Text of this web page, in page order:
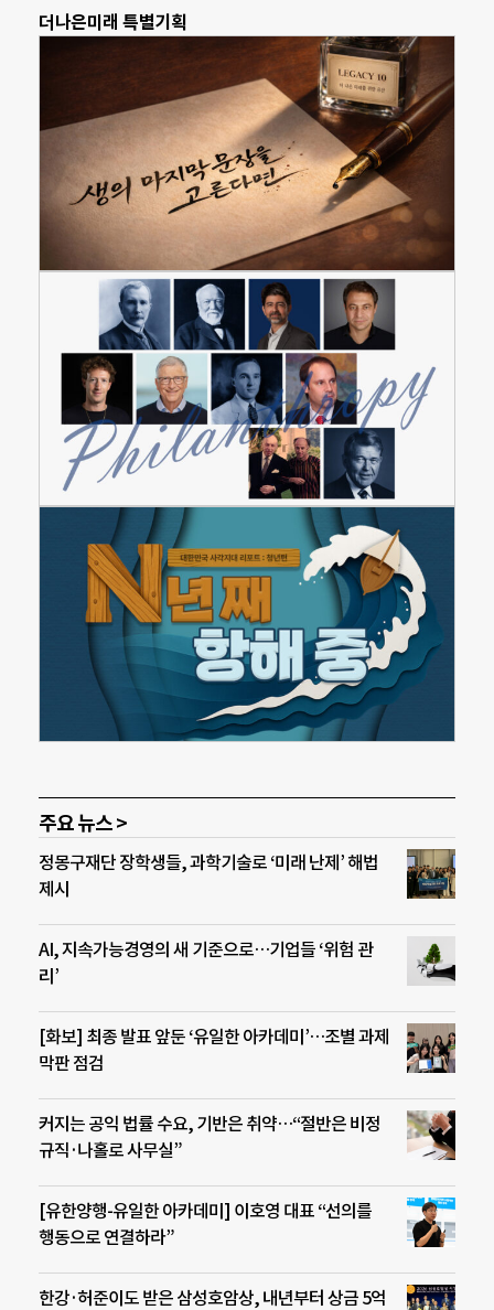
더나은미래 특별기획
주요 뉴스 >
정몽구재단 장학생들, 과학기술로 ‘미래 난제’ 해법
제시
AI, 지속가능경영의 새 기준으로…기업들 ‘위험 관
리’
[화보] 최종 발표 앞둔 ‘유일한 아카데미’…조별 과제
막판 점검
커지는 공익 법률 수요, 기반은 취약…“절반은 비정
규직·나홀로 사무실”
[유한양행-유일한 아카데미] 이호영 대표 “선의를
행동으로 연결하라”
한강·허준이도 받은 삼성호암상, 내년부터 상금 5억